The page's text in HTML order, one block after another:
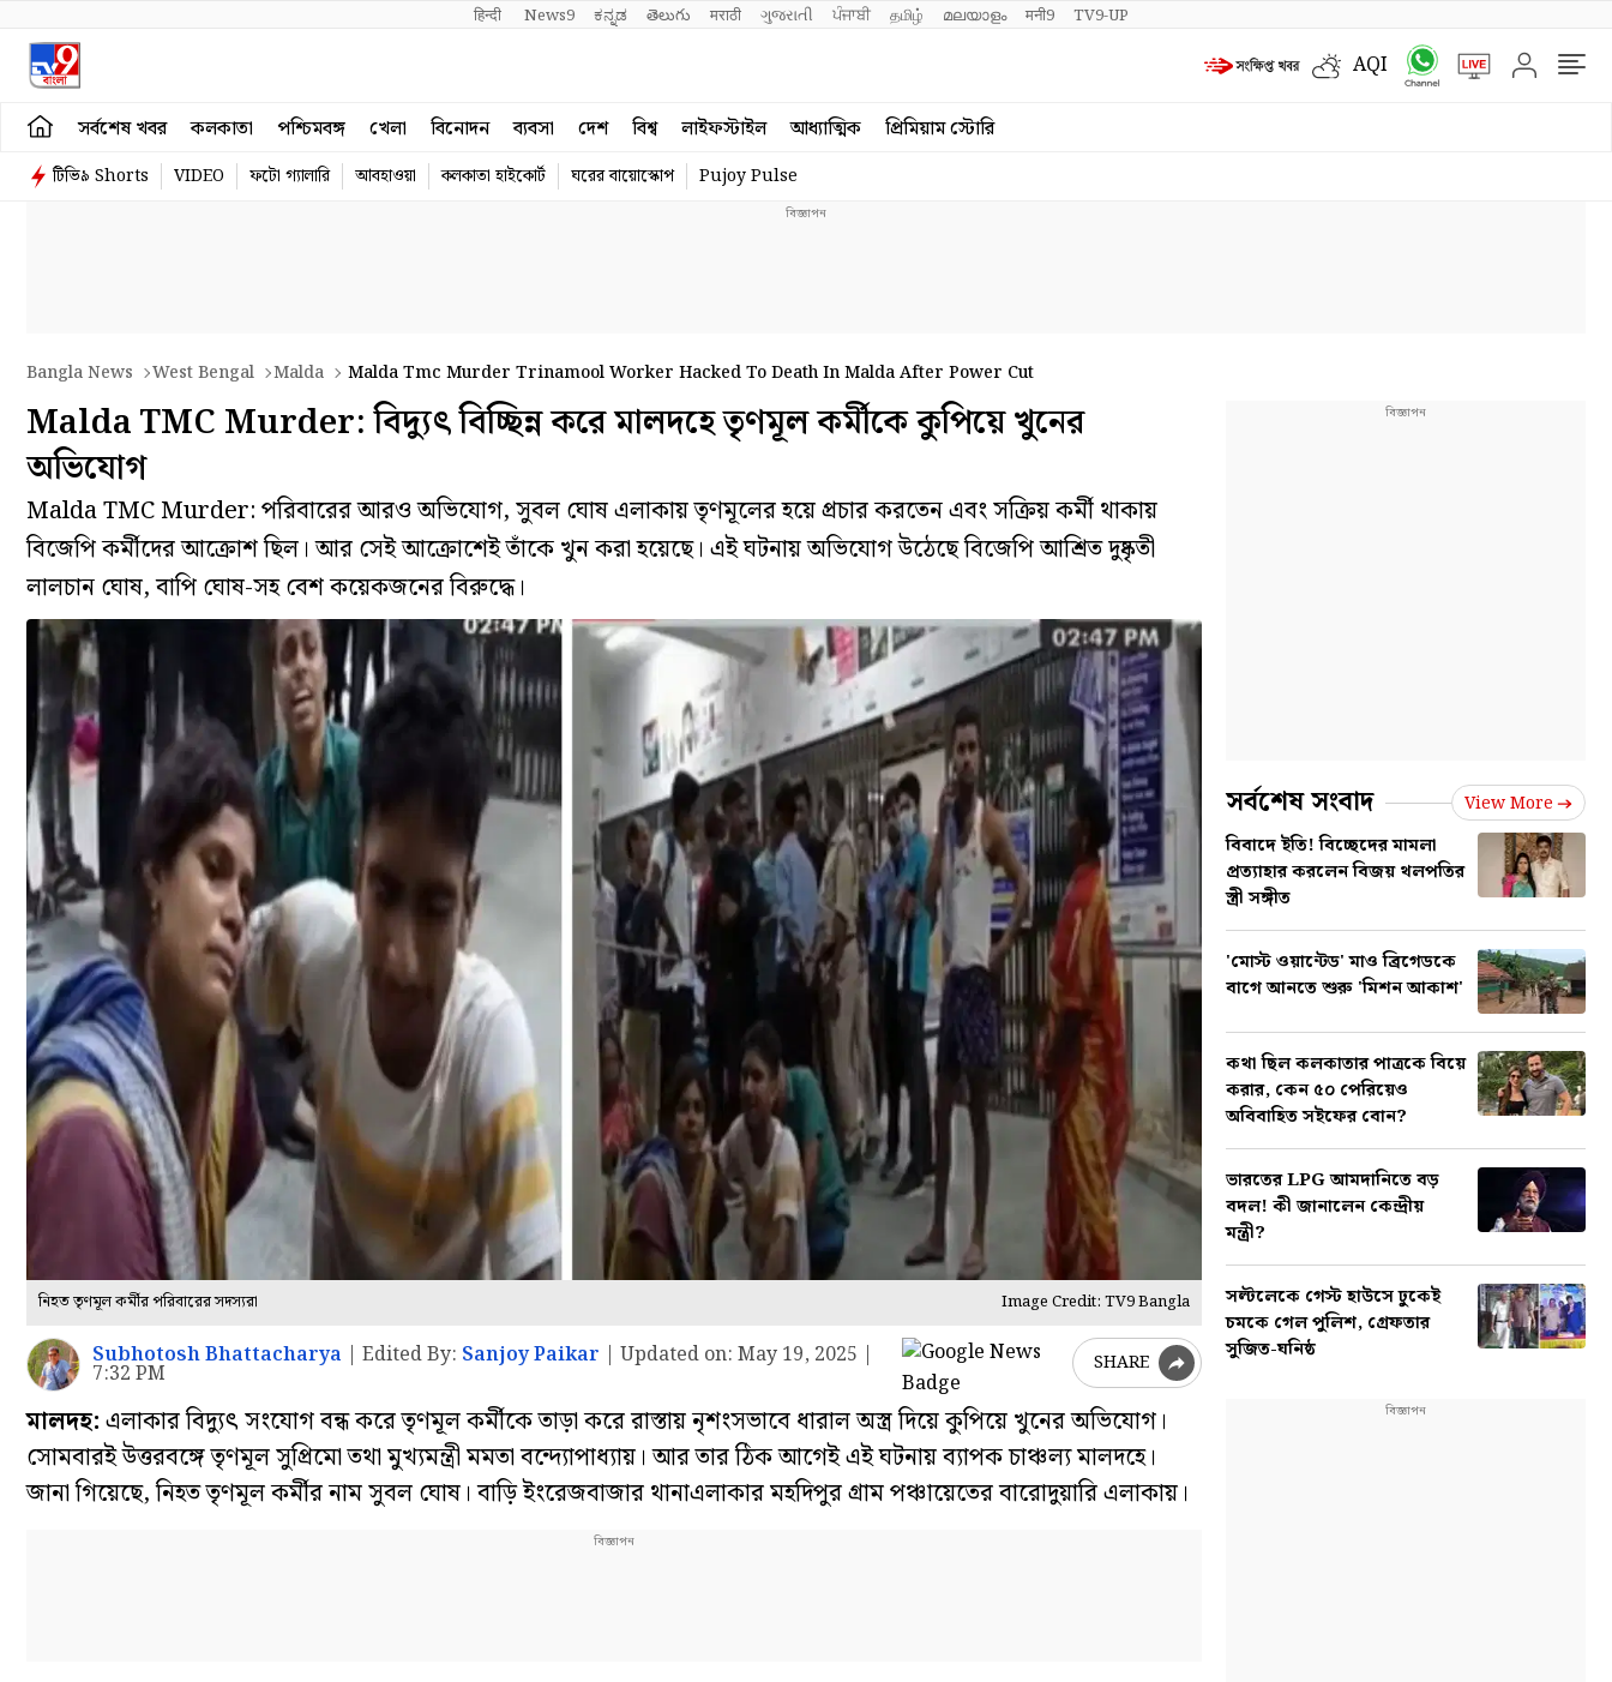
हिन्दी News9 ಕನ್ನಡ తెలుగు मराठी ગુજરાતી ਪੰਜਾਬੀ தமிழ் മലയാളം मनी9 TV9-UP
AQI
সর্বশেষ খবর কলকাতা পশ্চিমবঙ্গ খেলা বিনোদন ব্যবসা দেশ বিশ্ব লাইফস্টাইল আধ্যাত্মিক প্রিমিয়াম স্টোরি
টিভি৯ Shorts VIDEO ফটো গ্যালারি আবহাওয়া কলকাতা হাইকোর্ট ঘরের বায়োস্কোপ Pujoy Pulse
Bangla News West Bengal Malda Malda Tmc Murder Trinamool Worker Hacked To Death In Malda After Power Cut
Malda TMC Murder: বিদ্যুৎ বিচ্ছিন্ন করে মালদহে তৃণমূল কর্মীকে কুপিয়ে খুনের
অভিযোগ
Malda TMC Murder: পরিবারের আরও অভিযোগ, সুবল ঘোষ এলাকায় তৃণমূলের হয়ে প্রচার করতেন এবং সক্রিয় কর্মী থাকায়
বিজেপি কর্মীদের আক্রোশ ছিল। আর সেই আক্রোশেই তাঁকে খুন করা হয়েছে। এই ঘটনায় অভিযোগ উঠেছে বিজেপি আশ্রিত দুষ্কৃতী
লালচান ঘোষ, বাপি ঘোষ-সহ বেশ কয়েকজনের বিরুদ্ধে।
নিহত তৃণমূল কর্মীর পরিবারের সদস্যরা Image Credit: TV9 Bangla
Subhotosh Bhattacharya | Edited By: Sanjoy Paikar | Updated on: May 19, 2025 |
7:32 PM SHARE
মালদহ:এলাকার বিদ্যুৎ সংযোগ বন্ধ করে তৃণমূল কর্মীকে তাড়া করে রাস্তায় নৃশংসভাবে ধারাল অস্ত্র দিয়ে কুপিয়ে খুনের অভিযোগ।
সোমবারই উত্তরবঙ্গে তৃণমূল সুপ্রিমো তথা মুখ্যমন্ত্রী মমতা বন্দ্যোপাধ্যায়। আর তার ঠিক আগেই এই ঘটনায় ব্যাপক চাঞ্চল্য মালদহে।
জানা গিয়েছে, নিহত তৃণমূল কর্মীর নাম সুবল ঘোষ। বাড়ি ইংরেজবাজার থানাএলাকার মহদিপুর গ্রাম পঞ্চায়েতের বারোদুয়ারি এলাকায়।
সর্বশেষ সংবাদ View More
বিবাদে ইতি! বিচ্ছেদের মামলা
প্রত্যাহার করলেন বিজয় থলপতির
স্ত্রী সঙ্গীত
'মোস্ট ওয়ান্টেড' মাও ব্রিগেডকে
বাগে আনতে শুরু 'মিশন আকাশ'
কথা ছিল কলকাতার পাত্রকে বিয়ে
করার, কেন ৫০ পেরিয়েও
অবিবাহিত সইফের বোন?
ভারতের LPG আমদানিতে বড়
বদল! কী জানালেন কেন্দ্রীয়
মন্ত্রী?
সল্টলেকে গেস্ট হাউসে ঢুকেই
চমকে গেল পুলিশ, গ্রেফতার
সুজিত-ঘনিষ্ঠ